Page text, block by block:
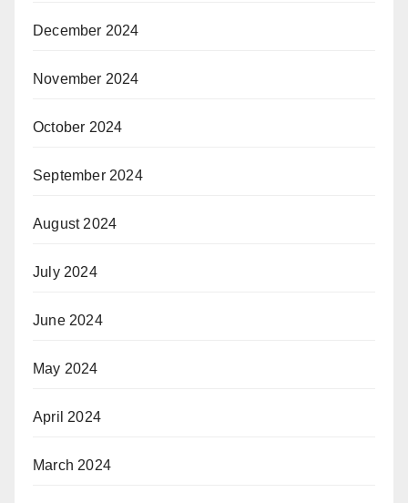
December 2024
November 2024
October 2024
September 2024
August 2024
July 2024
June 2024
May 2024
April 2024
March 2024